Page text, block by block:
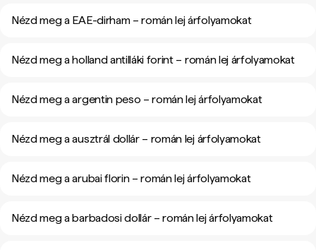
Nézd meg a EAE-dirham – román lej árfolyamokat
Nézd meg a holland antilláki forint – román lej árfolyamokat
Nézd meg a argentin peso – román lej árfolyamokat
Nézd meg a ausztrál dollár – román lej árfolyamokat
Nézd meg a arubai florin – román lej árfolyamokat
Nézd meg a barbadosi dollár – román lej árfolyamokat